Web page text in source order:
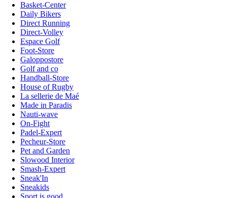
Basket-Center
Daily Bikers
Direct Running
Direct-Volley
Espace Golf
Foot-Store
Galoppostore
Golf and co
Handball-Store
House of Rugby
La sellerie de Maé
Made in Paradis
Nauti-wave
On-Fight
Padel-Expert
Pecheur-Store
Pet and Garden
Slowood Interior
Smash-Expert
Sneak'In
Sneakids